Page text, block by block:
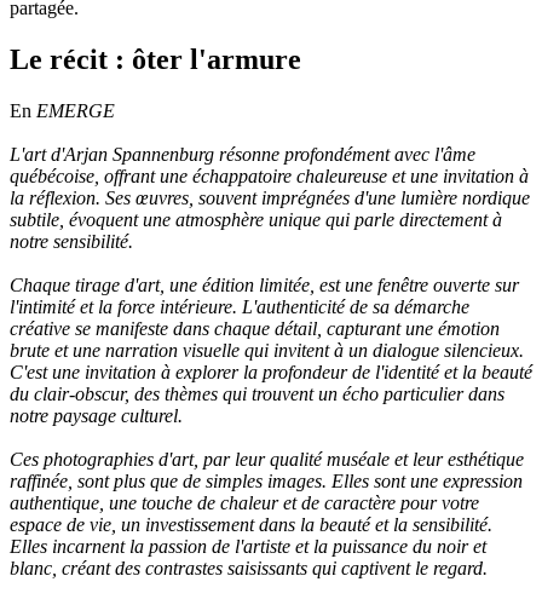
partagée.
Le récit : ôter l'armure
En EMERGE
L'art d'Arjan Spannenburg résonne profondément avec l'âme
québécoise, offrant une échappatoire chaleureuse et une invitation à
la réflexion. Ses œuvres, souvent imprégnées d'une lumière nordique
subtile, évoquent une atmosphère unique qui parle directement à
notre sensibilité.
Chaque tirage d'art, une édition limitée, est une fenêtre ouverte sur
l'intimité et la force intérieure. L'authenticité de sa démarche
créative se manifeste dans chaque détail, capturant une émotion
brute et une narration visuelle qui invitent à un dialogue silencieux.
C'est une invitation à explorer la profondeur de l'identité et la beauté
du clair-obscur, des thèmes qui trouvent un écho particulier dans
notre paysage culturel.
Ces photographies d'art, par leur qualité muséale et leur esthétique
raffinée, sont plus que de simples images. Elles sont une expression
authentique, une touche de chaleur et de caractère pour votre
espace de vie, un investissement dans la beauté et la sensibilité.
Elles incarnent la passion de l'artiste et la puissance du noir et
blanc, créant des contrastes saisissants qui captivent le regard.